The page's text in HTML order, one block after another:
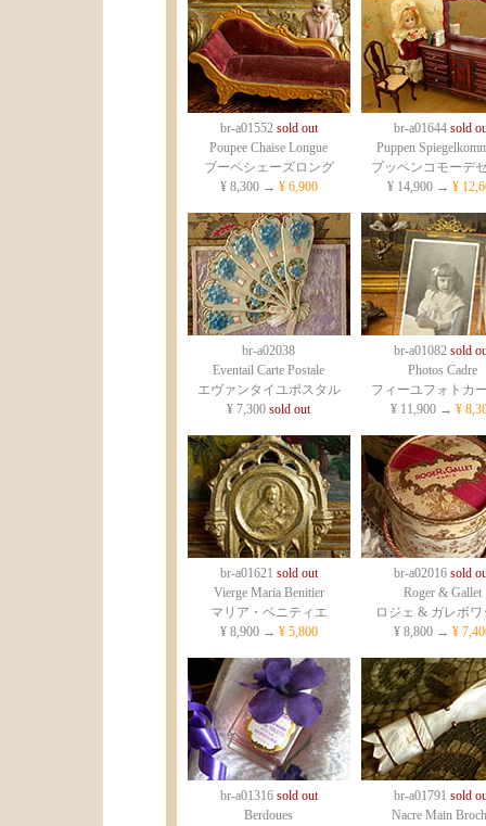
br-a01552sold out
Poupee Chaise Longue
ブーペシェーズロング
¥ 8,300 → ¥ 6,900
br-a01644sold
Puppen
プッペンコモーデ
¥ 14,900 → ¥
br-a02038
Eventail Carte Postale
エヴァンタイユポスタル
¥ 7,300 sold out
br-a01082sold
Photos Cadre
フィーユフォトカ
¥ 11,900 → ¥
br-a01621 sold out
Vierge Maria Benitier
マリア・ベニティエ
¥ 8,900 → ¥ 5,800
br-a02016sold
Roger & Gallet
ロジェ & ガレボワ
¥ 8,800 → ¥
br-a01316sold out
Berdoues
br-a01791 sold
Nacre Main